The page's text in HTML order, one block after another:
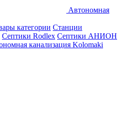
Автономная
категории Станции
Септики Rodlex Септики АНИОН
канализация Kolomaki